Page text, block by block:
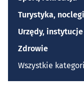
Turystyka, noclegi
Urzędy, instytucje
Zdrowie
Wszystkie